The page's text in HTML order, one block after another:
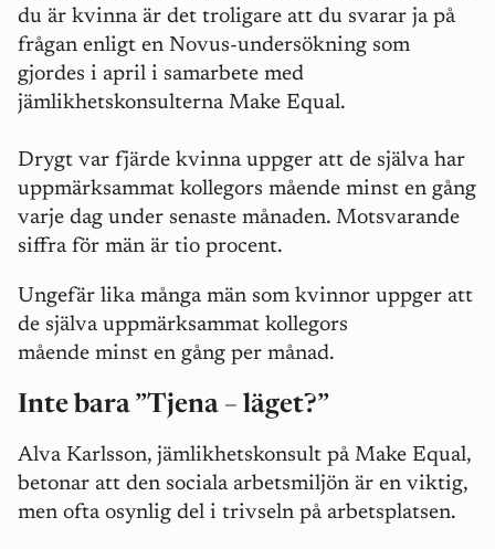
du är kvinna är det troligare att du svarar ja på
frågan enligt en Novus-undersökning som
gjordes i april i samarbete med
jämlikhetskonsulterna Make Equal.
Drygt var fjärde kvinna uppger att de själva har
uppmärksammat kollegors mående minst en gång
varje dag under senaste månaden. Motsvarande
siffra för män är tio procent.
Ungefär lika många män som kvinnor uppger att
de själva uppmärksammat kollegors
mående minst en gång per månad.
Inte bara ”Tjena – läget?”
Alva Karlsson, jämlikhetskonsult på Make Equal,
betonar att den sociala arbetsmiljön är en viktig,
men ofta osynlig del i trivseln på arbetsplatsen.